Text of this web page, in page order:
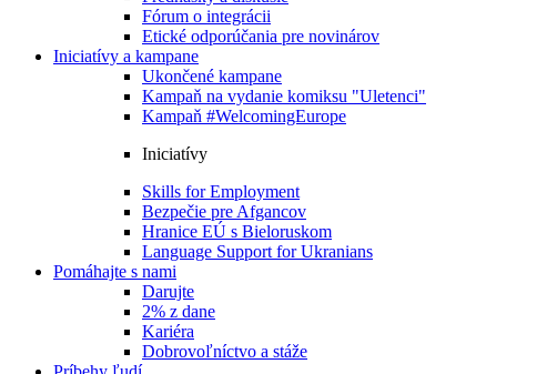
Fórum o integrácii
Etické odporúčania pre novinárov
Iniciatívy a kampane
Ukončené kampane
Kampaň na vydanie komiksu "Uletenci"
Kampaň #WelcomingEurope
Iniciatívy
Skills for Employment
Bezpečie pre Afgancov
Hranice EÚ s Bieloruskom
Language Support for Ukranians
Pomáhajte s nami
Darujte
2% z dane
Kariéra
Dobrovoľníctvo a stáže